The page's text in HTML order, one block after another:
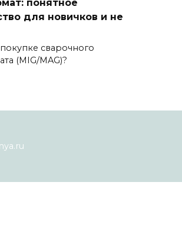
понятное
для новичков и не
сварочного
(MIG/MAG)?